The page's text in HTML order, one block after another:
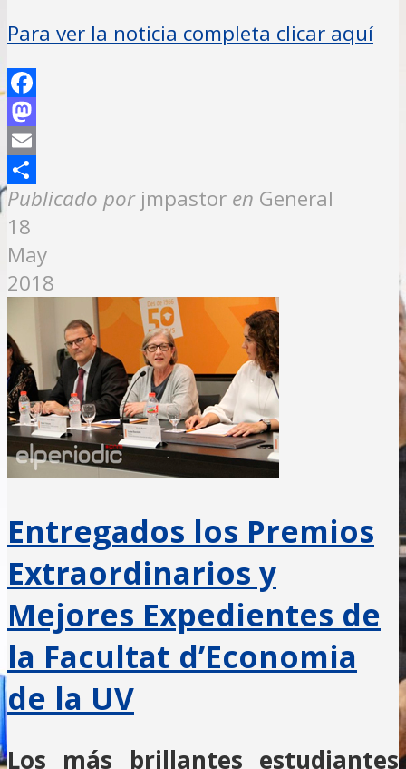
Para ver la noticia completa clicar aquí
Facebook
Mastodon
Email
Compartir
Publicado por jmpastor en General
18
May
2018
Entregados los Premios
Extraordinarios y
Mejores Expedientes de
la Facultat d’Economia
de la UV
Los más brillantes estudiantes